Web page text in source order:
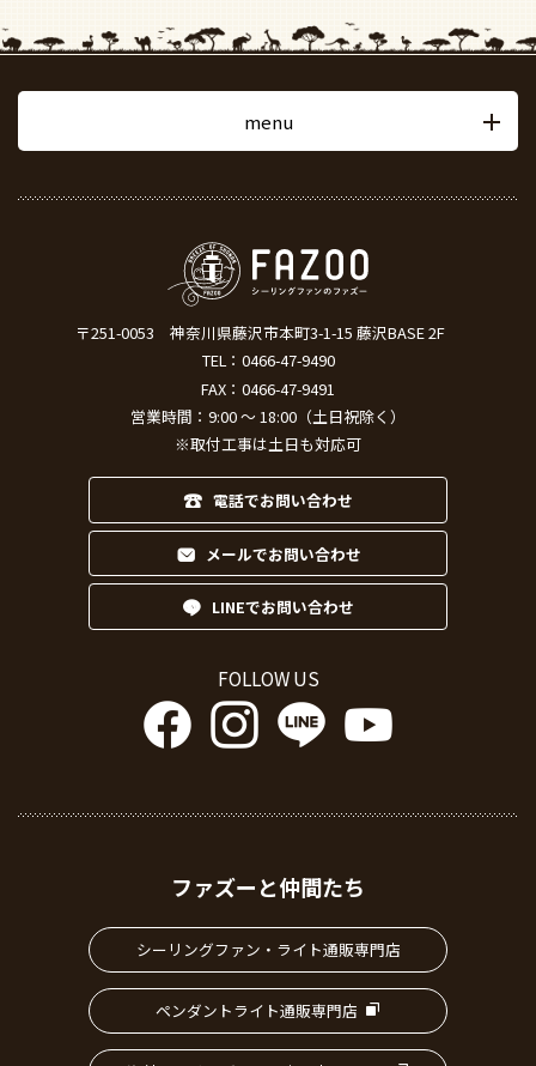
menu
〒251-0053
神奈川県藤沢市本町3-1-15 藤沢BASE 2F
TEL： 0466-47-9490
FAX：0466-47-9491
営業時間：9:00 ～ 18:00（土日祝除く）
※取付工事は土日も対応可
電話でお問い合わせ
メールでお問い合わせ
LINEでお問い合わせ
FOLLOW US
ファズーと仲間たち
シーリングファン・ライト通販専門店
ペンダントライト通販専門店